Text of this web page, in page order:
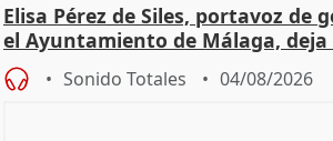
Elisa Pérez de Siles, portavoz de
el Ayuntamiento de Málaga,
Sonido Totales 04/08/2026